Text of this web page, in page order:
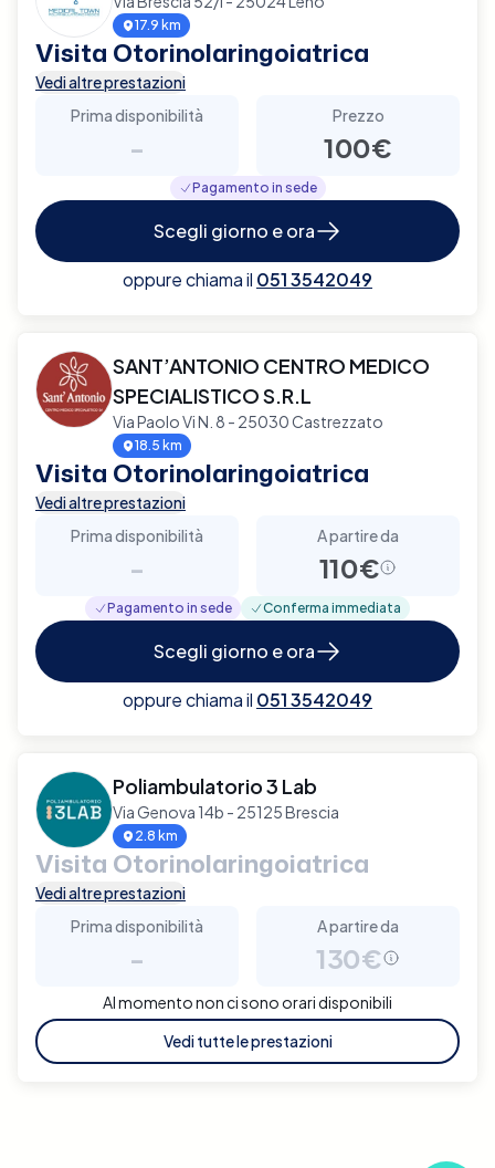
17.9 km
Visita Otorinolaringoiatrica
Vedi altre prestazioni
Prima disponibilità
-
Prezzo
100€
Pagamento in sede
Scegli giorno e ora
oppure chiama il 051 3542049
SANT’ANTONIO CENTRO MEDICO
SPECIALISTICO S.R.L
Via Paolo Vi N. 8 - 25030 Castrezzato
18.5 km
Visita Otorinolaringoiatrica
Vedi altre prestazioni
Prima disponibilità
-
A partire da
110€
Pagamento in sede Conferma immediata
Scegli giorno e ora
oppure chiama il 051 3542049
Poliambulatorio 3 Lab
Via Genova 14b - 25125 Brescia
2.8 km
Visita Otorinolaringoiatrica
Vedi altre prestazioni
Prima disponibilità
-
A partire da
130€
Al momento non ci sono orari disponibili
Vedi tutte le prestazioni